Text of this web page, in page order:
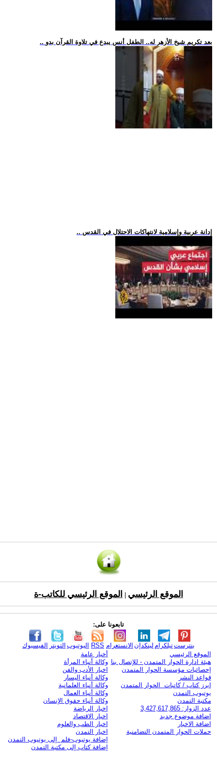
.. بعد تكريم شيخ الأزهر له.. الطفل أنس يبدع في تلاوة القرآن بدو
.. إدانة عربية وإسلامية لانتهاكات الاحتلال في القدس
الموقع الرئيسي الموقع الرئيسي للكاتب-ة
تابعونا على:
الفيسبوك التويتر اليوتيوب RSS الانستغرام لينكدإن تيلكرامبنترست
الموقع الرئيسي
هيئة ادارة الحوار المتمدن - للإتصال بنا
إحصائيات مؤسسة الحوار المتمدن
قواعد النشر
ابرز كتاب / كاتبات الحوار المتمدن
يوتيوب التمدن
مكتبة التمدن
عدد الزوار: 3,427,617,865
اضافة موضوع جديد
اضافة الاخبار
حملات الحوار المتمدن التضامنية
أخبار عامة
وكالة أنباء المرأة
اخبار الأدب والفن
وكالة أنباء اليسار
وكالة أنباء العلمانية
وكالة أنباء العمال
وكالة أنباء حقوق الإنسان
اخبار الرياضة
اخبار الاقتصاد
اخبار الطب والعلوم
اخبار التمدن
إضافة يوتيوب-فلم إلى يوتيوب التمدن
إضافة كتاب إلى مكتبة التمدن